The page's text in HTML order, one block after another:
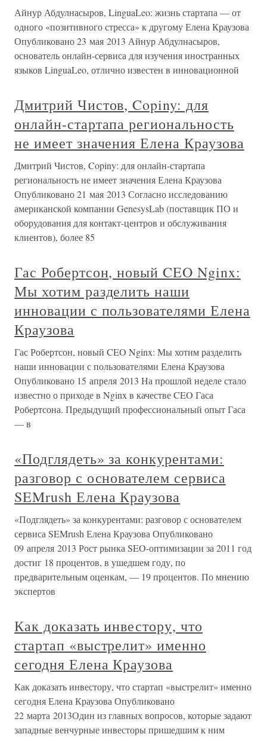
Айнур Абдулнасыров, LinguaLeo: жизнь стартапа — от
одного «позитивного стресса» к другому Елена Краузова
Опубликовано 23 мая 2013 Айнур Абдулнасыров,
основатель онлайн-сервиса для изучения иностранных
языков LinguaLeo, отлично известен в инновационной
Дмитрий Чистов, Copiny: для
онлайн-стартапа региональность
не имеет значения Елена Краузова
Дмитрий Чистов, Copiny: для онлайн-стартапа
региональность не имеет значения Елена Краузова
Опубликовано 21 мая 2013 Согласно исследованию
американской компании GenesysLab (поставщик ПО и
оборудования для контакт-центров и обслуживания
клиентов), более 85
Гас Робертсон, новый CEO Nginx:
Мы хотим разделить наши
инновации с пользователями Елена
Краузова
Гас Робертсон, новый CEO Nginx: Мы хотим разделить
наши инновации с пользователями Елена Краузова
Опубликовано 15 апреля 2013 На прошлой неделе стало
известно о приходе в Nginx в качестве CEO Гаса
Робертсона. Предыдущий профессиональный опыт Гаса
— в
«Подглядеть» за конкурентами:
разговор с основателем сервиса
SEMrush Елена Краузова
«Подглядеть» за конкурентами: разговор с основателем
сервиса SEMrush Елена Краузова Опубликовано
09 апреля 2013 Рост рынка SEO-оптимизации за 2011 год
достиг 18 процентов, в ушедшем году, по
предварительным оценкам, — 19 процентов. По мнению
экспертов
Как доказать инвестору, что
стартап «выстрелит» именно
сегодня Елена Краузова
Как доказать инвестору, что стартап «выстрелит» именно
сегодня Елена Краузова Опубликовано
22 марта 2013Один из главных вопросов, которые задают
западные венчурные инвесторы пришедшим к ним